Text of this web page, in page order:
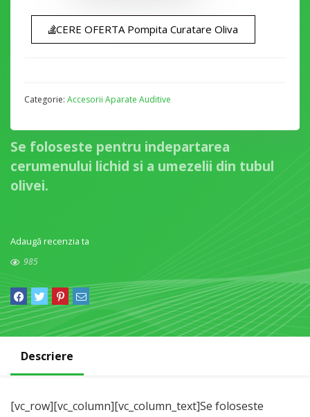
CERE OFERTA Pompita Curatare Oliva
Categorie: Accesorii Aparate Auditive
Se foloseste pentru indepartarea
cerumenului lichid si a umezelii din tubul
olivei.
Adaugă recenzia ta
985
Descriere
[vc_row][vc_column][vc_column_text]Se foloseste